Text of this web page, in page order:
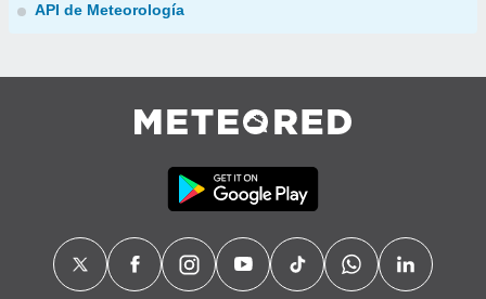
API de Meteorología